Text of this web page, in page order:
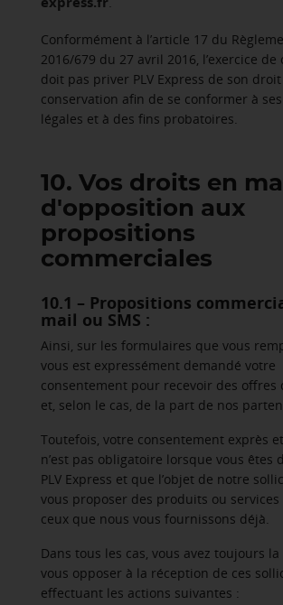
Conformément à l’article 17 du
2016/679 du 27 avril 2016, l’exercice
doit pas priver PLV Express de son
conservation afin de se conformer à
légales et à des fins probatoires.
10. Vos droits en
d'opposition aux
propositions
commerciales
10.1 – Propositions
mail ou SMS :
Ainsi, sur les formulaires que vous
vous est expressément demandé votre
consentement pour recevoir des offres
et, selon le cas, de la part de nos
Toutefois, votre consentement exprès
n’est pas obligatoire lorsque vous êtes
PLV Express et que l’objet de notre
vous proposer des produits ou services
ceux que nous vous fournissons déjà.
Dans tous les cas, vous avez toujours
vous opposer à la réception de ces
effectuant les actions suivantes :